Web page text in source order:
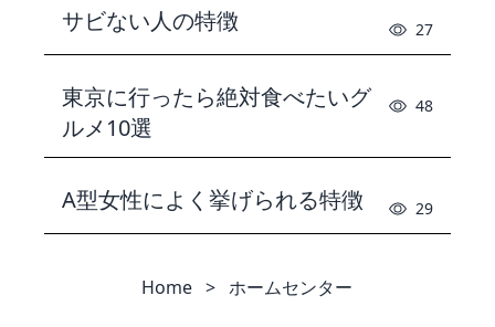
サビない人の特徴 27
東京に行ったら絶対食べたいグ
ルメ10選
48
A型女性によく挙げられる特徴 29
Home > ホームセンター